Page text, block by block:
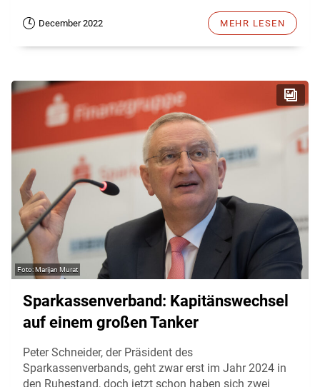
December 2022 MEHR LESEN
Marijan Murat
Sparkassenverband: Kapitänswechsel
auf einem großen Tanker
Peter Schneider, der Präsident des
Sparkassenverbands, geht zwar erst im Jahr 2024 in
den Ruhestand, doch jetzt schon haben sich zwei